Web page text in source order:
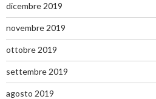
dicembre 2019
novembre 2019
ottobre 2019
settembre 2019
agosto 2019